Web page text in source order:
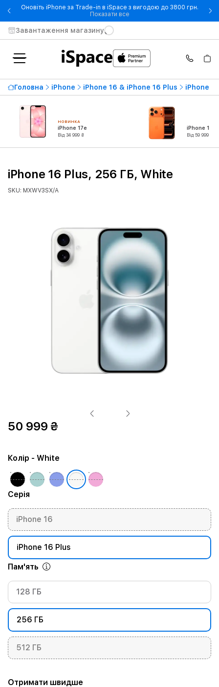
Оновіть iPhone за Trade-in в iSpace з вигодою до 3800 грн.
Показати все- Оновіть iPhone за Trade-in
Завантаження магазину
Головна iPhone iPhone 16 & iPhone 16 Plus iPhone
НОВИНКА
iPhone 17e
Від 34 999 ₴
iPhone 17
Від 59 999 ₴
iPhone 16 Plus, 256 ГБ, White
SKU: MXWV3SX/A
50 999 ₴
Серія
iPhone 16
iPhone 16 Plus
Пам'ять
128 ГБ
256 ГБ
512 ГБ
Колір - White
Отримати швидше